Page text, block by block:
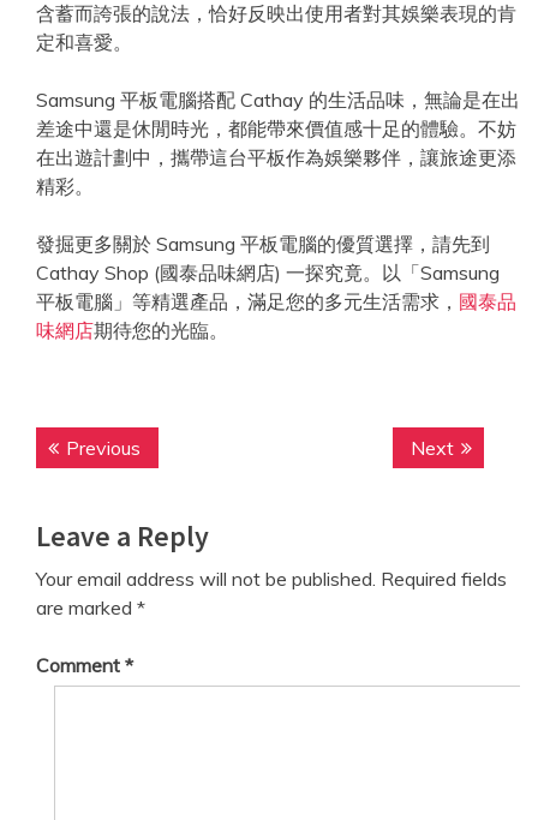
含蓄而誇張的說法，恰好反映出使用者對其娛樂表現的肯
定和喜愛。
Samsung 平板電腦搭配 Cathay 的生活品味，無論是在出
差途中還是休閒時光，都能帶來價值感十足的體驗。不妨
在出遊計劃中，攜帶這台平板作為娛樂夥伴，讓旅途更添
精彩。
發掘更多關於 Samsung 平板電腦的優質選擇，請先到
Cathay Shop (國泰品味網店) 一探究竟。以「Samsung
平板電腦」等精選產品，滿足您的多元生活需求， 國泰品
味網店期待您的光臨。
Post
Previous
post:
NextNext
post:
Leave a Reply
Your email address will not be published. Required fields
are marked *
Comment *